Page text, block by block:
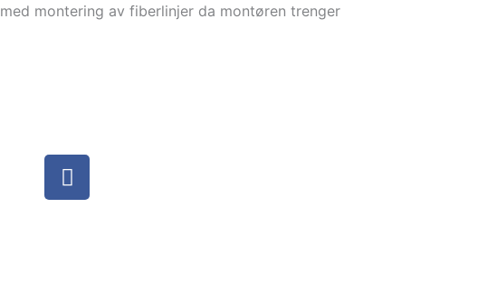
montering av fiberlinjer da montøren trenger
F
a